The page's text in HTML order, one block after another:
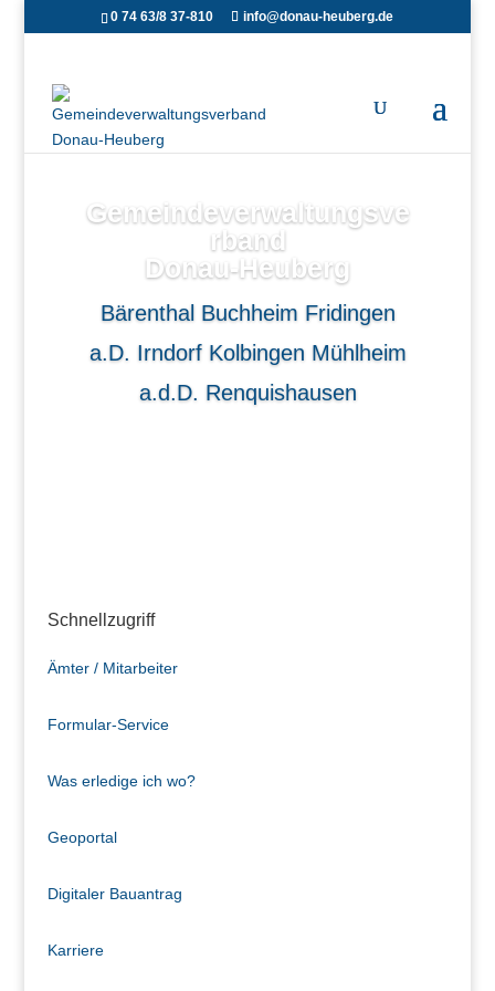
0 74 63/8 37-810 info@donau-heuberg.de
Gemeindeverwaltungsve
rband
Donau-Heuberg
Bärenthal Buchheim Fridingen
a.D. Irndorf Kolbingen Mühlheim
a.d.D. Renquishausen
Schnellzugriff
Ämter / Mitarbeiter
Formular-Service
Was erledige ich wo?
Geoportal
Digitaler Bauantrag
Karriere